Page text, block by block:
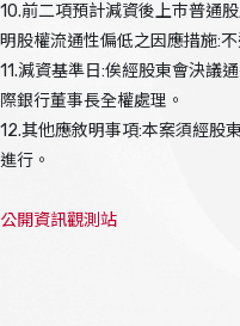
10.前二項預計減資後上巿普通
明股權流通性偏低之因應措施:不
11.減資基準日:俟經股東會決議
際銀行董事長全權處理。
12.其他應敘明事項:本案須經股
進行。
公開資訊觀測站